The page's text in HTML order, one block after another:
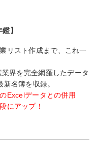
】
リスト作成まで、これ一
界を完全網羅したデータ
名簿を収録。
Excelデータとの併用
にアップ！